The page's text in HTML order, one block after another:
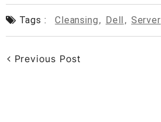
Tags : Cleansing, Dell , Server
Previous Post